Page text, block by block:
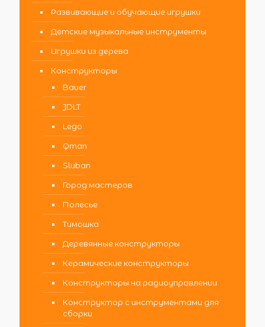
Развивающие и обучающие игрушки
Детские музыкальные инструменты
Игрушки из дерева
Конструкторы
Bauer
JDLT
Lego
Qman
Sluban
Город мастеров
Полесье
Тимошка
Деревянные конструкторы
Керамические конструкторы
Конструкторы на радиоуправлении
Конструктор с инструментами для
сборки